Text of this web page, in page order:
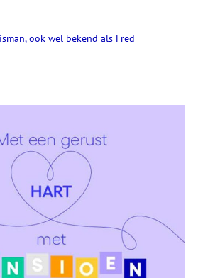
ook wel bekend als Fred